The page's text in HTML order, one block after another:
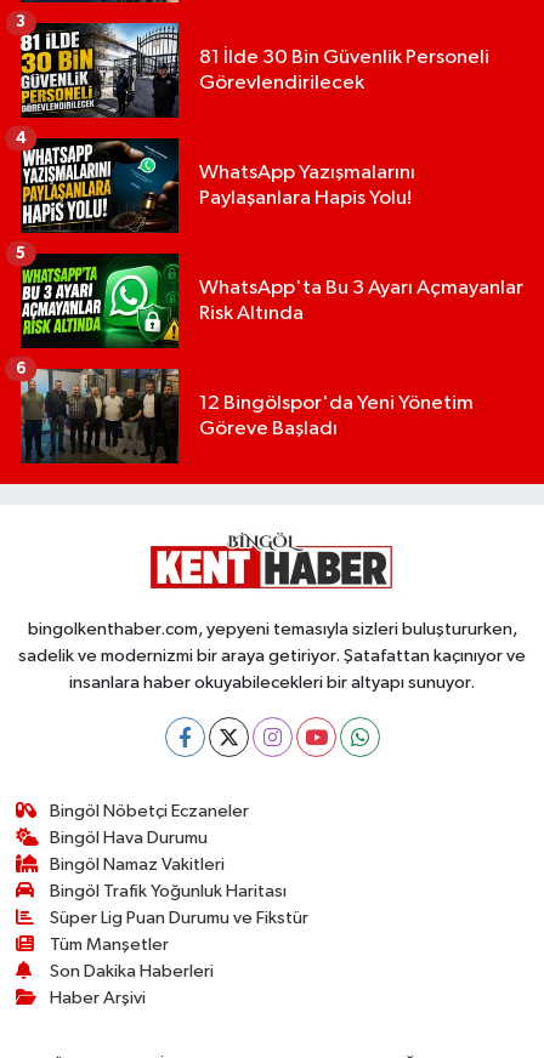
81 İlde 30 Bin Güvenlik Personeli
Görevlendirilecek
3
WhatsApp Yazışmalarını
Paylaşanlara Hapis Yolu!
4
WhatsApp'ta Bu 3 Ayarı Açmayanlar
Risk Altında
5
12 Bingölspor'da Yeni Yönetim
Göreve Başladı
6
bingolkenthaber.com, yepyeni temasıyla sizleri buluştururken,
sadelik ve modernizmi bir araya getiriyor. Şatafattan kaçınıyor ve
insanlara haber okuyabilecekleri bir altyapı sunuyor.
Bingöl Nöbetçi Eczaneler
Bingöl Hava Durumu
Bingöl Namaz Vakitleri
Bingöl Trafik Yoğunluk Haritası
Süper Lig Puan Durumu ve Fikstür
Tüm Manşetler
Son Dakika Haberleri
Haber Arşivi